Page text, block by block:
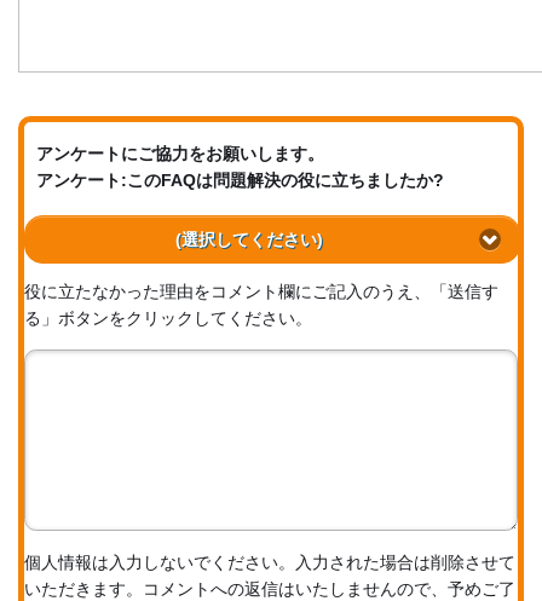
アンケートにご協力をお願いします。
アンケート:このFAQは問題解決の役に立ちましたか?
(選択してください)
役に立たなかった理由をコメント欄にご記入のうえ、「送信す
る」ボタンをクリックしてください。
個人情報は入力しないでください。入力された場合は削除させて
いただきます。コメントへの返信はいたしませんので、予めご了